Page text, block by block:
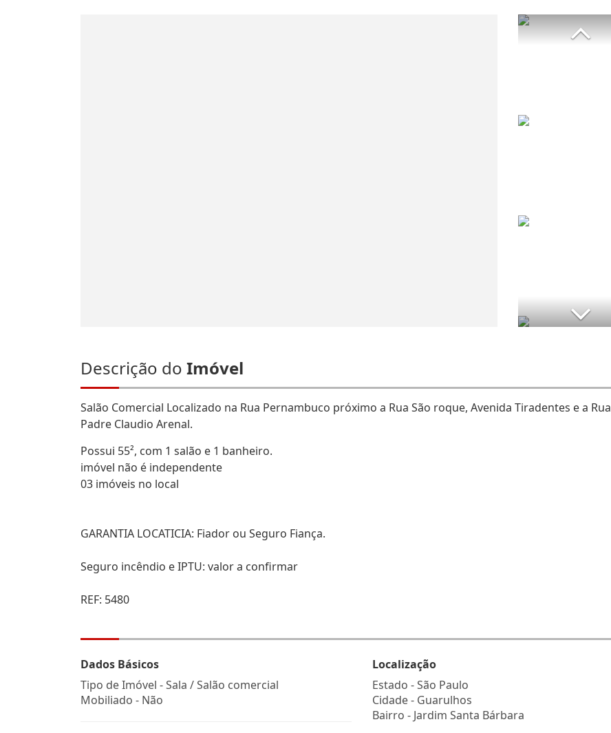
Descrição do Imóvel
Salão Comercial Localizado na Rua Pernambuco próximo a Rua São roque, Avenida Tiradentes e a Rua
Padre Claudio Arenal.
Possui 55², com 1 salão e 1 banheiro.
imóvel não é independente
03 imóveis no local
GARANTIA LOCATICIA: Fiador ou Seguro Fiança.
Seguro incêndio e IPTU: valor a confirmar
REF: 5480
Dados Básicos
Tipo de Imóvel - Sala / Salão comercial
Mobiliado - Não
Localização
Estado -São Paulo
Cidade - Guarulhos
Bairro - Jardim Santa Bárbara